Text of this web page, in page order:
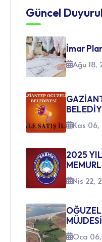
Güncel
İmar
Ağu 18,
SATIŞ
Kas
2025
SINAVI
DUYURU
Nis 22,
Oranları
Oca